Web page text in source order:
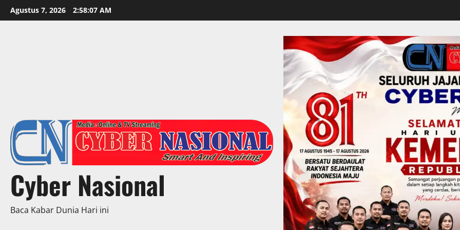
Skip
to
Agustus 7, 2026 2:58:09 AM
Cyber Nasional
Baca Kabar Dunia Hari ini